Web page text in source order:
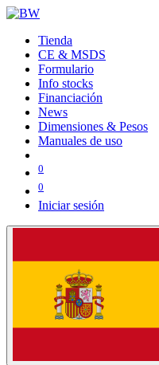
Tienda
CE & MSDS
Formulario
Info stocks
Financiación
News
Dimensiones & Pesos
Manuales de uso
0
0
Iniciar sesión